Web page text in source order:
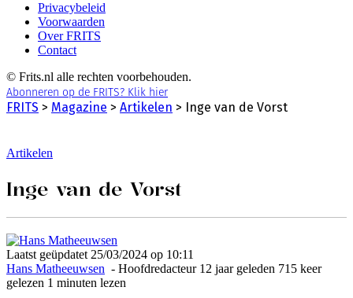
Privacybeleid
Voorwaarden
Over FRITS
Contact
© Frits.nl alle rechten voorbehouden.
Abonneren op de FRITS? Klik hier
FRITS > Magazine > Artikelen > Inge van de Vorst
Artikelen
Inge van de Vorst
Laatst geüpdatet 25/03/2024 op 10:11
Hans Matheeuwsen - Hoofdredacteur 12 jaar geleden 715 keer
gelezen 1 minuten lezen